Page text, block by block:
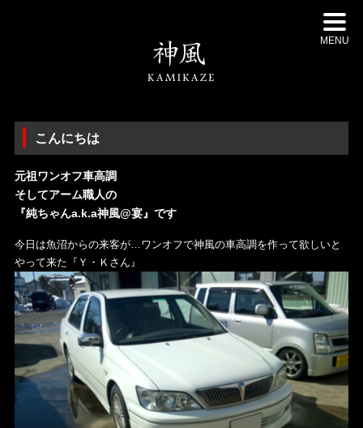
MENU
こんにちは
元祖ワンオフ車高調
そしてアーム職人の
『純ちゃんa.k.a神風@宴』です
今日は魚沼からの来客が…ワンオフで神風の車高調を作って欲しいと
やって来た『Ｙ・Ｋさん』